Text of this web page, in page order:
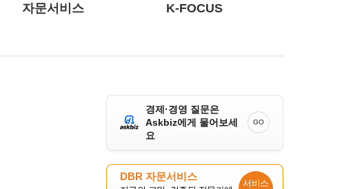
자문서비스 K-FOCUS
경제·경영 질문은
Askbiz에게 물어보세
요
GO
DBR 자문서비스
서비스